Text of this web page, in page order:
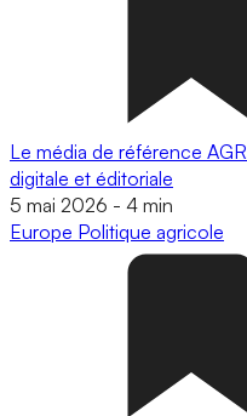
Le média de référence
digitale et éditoriale
5 mai 2026 - 4 min
Europe Politique agricole